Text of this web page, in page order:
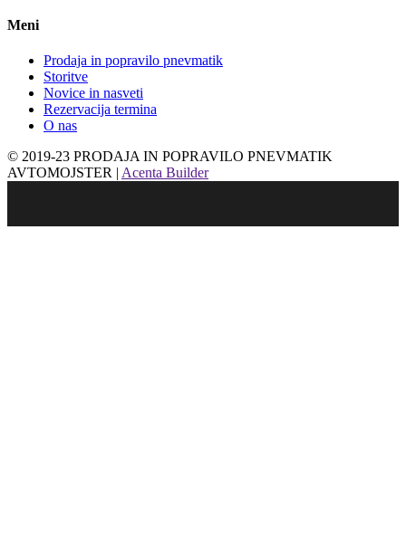
Meni
Prodaja in popravilo pnevmatik
Storitve
Novice in nasveti
Rezervacija termina
O nas
© 2019-23 PRODAJA IN POPRAVILO PNEVMATIK
AVTOMOJSTER | Acenta Builder